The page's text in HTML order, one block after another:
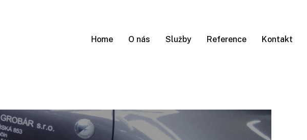
Home O nás Služby Reference Kontakt